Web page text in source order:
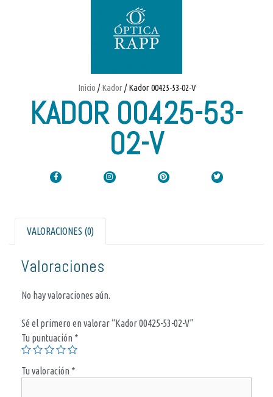
Inicio /Kador/ Kador 00425-53-02-V
KADOR 00425-53-
02-V
VALORACIONES (0)
Valoraciones
No hay valoraciones aún.
Sé el primero en valorar “Kador 00425-53-02-V”
Tu puntuación *
Tu valoración *